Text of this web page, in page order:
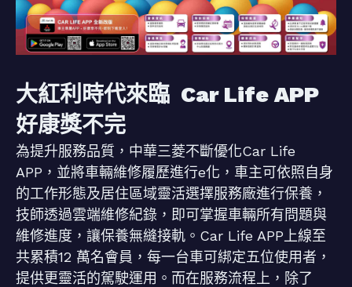
大紅利時代來臨 Car Life APP
好康獎不完
為提升服務品質，中華三菱不斷優化Car Life
APP，並將車輛維修履歷進行e化，車主可依照自身
的工作形態及居住區域靈活選擇服務廠進行保養，
技師透過雲端維修紀錄，即可掌握車輛所有問題與
維修進度，讓保養無縫接軌。Car Life APP上線至
共累積12 萬名會員，每一台車可綁定五位使用者，
提供更靈活的駕駛運用。而在服務流程上，除了